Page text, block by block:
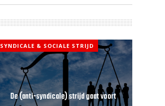
SYNDICALE & SOCIALE STRIJD
De (anti-syndicale) strijd gaat voort